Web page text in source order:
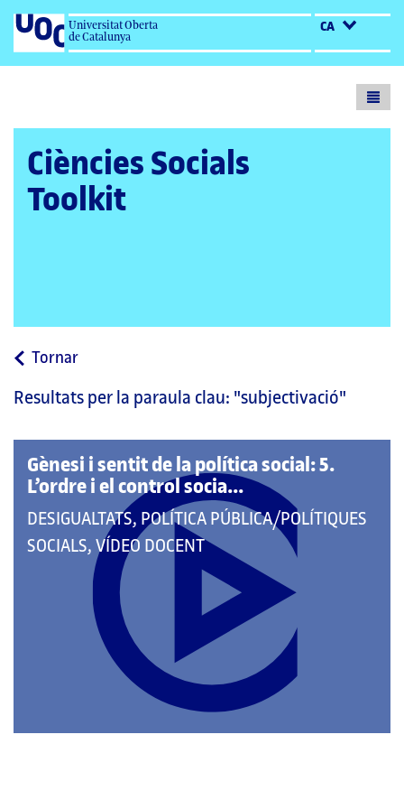
Universitat Oberta
de Catalunya
CA
Ciències Socials
Toolkit
Tornara
pàgina
Resultats per la paraula clau: "subjectivació"
Gènesi i sentit de la política social: 5.
L’ordre i el control socia...
QUE
PERTANY
CATEGORIES:
DESIGUALTATS, POLÍTICA PÚBLICA/POLÍTIQUES
SOCIALS, VÍDEO DOCENT